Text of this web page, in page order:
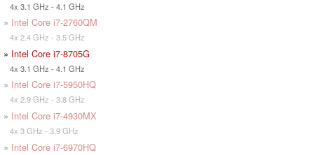
4x 3.1 GHz - 4.1 GHz
» Intel Core i7-2760QM
4x 2.4 GHz - 3.5 GHz
» Intel Core i7-8705G
4x 3.1 GHz - 4.1 GHz
» Intel Core i7-5950HQ
4x 2.9 GHz - 3.8 GHz
» Intel Core i7-4930MX
4x 3 GHz - 3.9 GHz
» Intel Core i7-6970HQ